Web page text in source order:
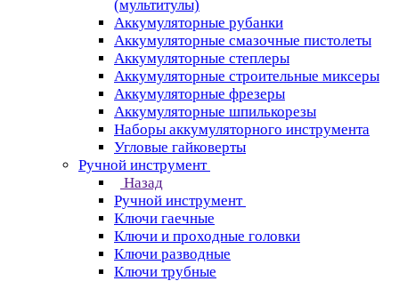
(мультитулы)
Аккумуляторные рубанки
Аккумуляторные смазочные пистолеты
Аккумуляторные степлеры
Аккумуляторные строительные миксеры
Аккумуляторные фрезеры
Аккумуляторные шпилькорезы
Наборы аккумуляторного инструмента
Угловые гайковерты
Ручной инструмент
Назад
Ручной инструмент
Ключи гаечные
Ключи и проходные головки
Ключи разводные
Ключи трубные